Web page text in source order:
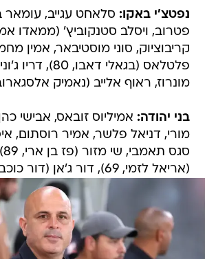
נפטצ'י באקו: סלאחט עגייב, עומאר
קריבוציוק, סוני מוסטיבאר, אמין
פלטלאס (בגאלי
מונרוז, ראוף אלייב (נאמיק אלסגארוב,
בני יהודה: אמיליוס זובאס, אבישי
מורי, דניאל פלשר, אמיר רוסתום,
(אריאל לזמי, 69), דור ג'אן (דור כוכב, 84).